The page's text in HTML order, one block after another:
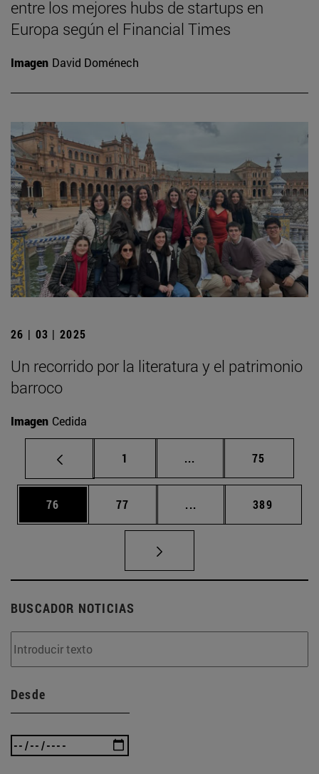
entre los mejores hubs de startups en
Europa según el Financial Times
Imagen David Doménech
26 | 03 | 2025
Un recorrido por la literatura y el patrimonio
barroco
Imagen Cedida
Página
1 ... Páginas intermedias
Página
75
Página
76 Página
77 ... Páginas intermedias
Página
389
BUSCADOR NOTICIAS
Desde